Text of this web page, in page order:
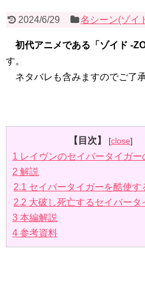
2024/6/29 名シーン(ゾイ
初代アニメである「ゾイド -
す。
ネタバレも含みますのでご了承
【目次】 [close]
1 レイヴンのセイバータイガー
2 解説
2.1 セイバータイガーを酷使す
2.2 大破し死亡するセイバータ
3 本編解説
4 参考資料